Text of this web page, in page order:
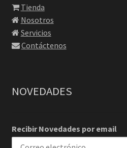
Tienda
Nosotros
Servicios
Contáctenos
NOVEDADES
Recibir Novedades por email